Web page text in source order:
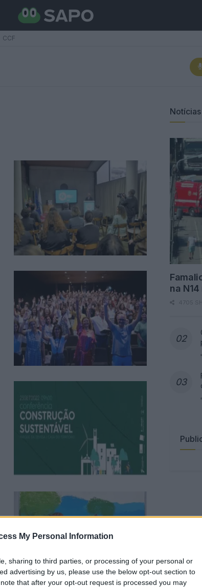
My Personal Information
sharing to third parties, or processing of your personal or
advertising by us, please use the below opt-out section to
that after your opt-out request is processed you may
CCF
na
4705